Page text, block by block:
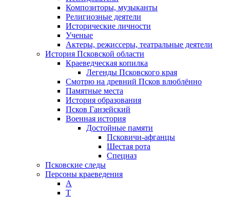
Композиторы, музыканты
Религиозные деятели
Исторические личности
Ученые
Актеры, режиссеры, театральные деятели
История Псковской области
Краеведческая копилка
Легенды Псковского края
Смотрю на древний Псков влюблённо
Памятные места
История образования
Псков Ганзейский
Военная история
Достойные памяти
Псковичи-афганцы
Шестая рота
Спецназ
Псковские следы
Персоны краеведения
А
T